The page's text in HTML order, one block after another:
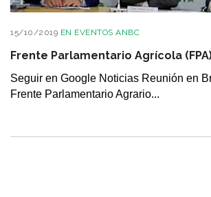
15/10/2019 EN EVENTOS ANBC
Frente Parlamentario Agrícola
Seguir en Google Noticias Reunión en
Frente Parlamentario Agrario...